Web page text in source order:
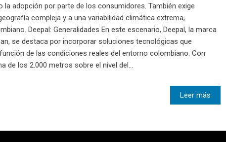
adopción por parte de los consumidores. También exige
compleja y a una variabilidad climática extrema,
Deepal: Generalidades En este escenario, Deepal, la marca
se destaca por incorporar soluciones tecnológicas que
de las condiciones reales del entorno colombiano. Con
de los 2.000 metros sobre el nivel del...
Leer más